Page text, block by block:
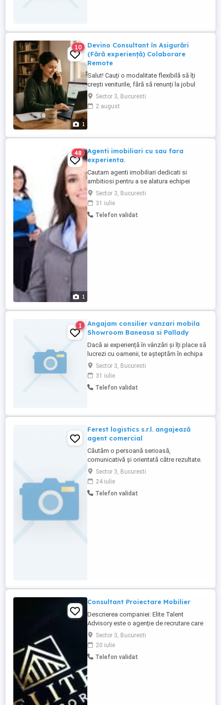
1
10
Devino Consultant în Asigurări
(Fără experiență) Colaborare
Remote
Salut! Cauți o modalitate flexibilă să îți
crești veniturile, fără să renunți la jobul
actual, la facultate sau la timpul petrecut
cu familia? Căutăm colaboratori serioși
pentru domeniul asigurărilor (RCA, CASCO,
Sector 3, Bucuresti
2 august
1
48
Agenti imobiliari cu sau fara
experienta.
Cautam agenti imobiliari dedicati si
ambitiosi pentru a se alatura echipei
noastre de succes in domeniul imobiliar.
Daca esti pasionat de acest domeniu si
doresti sa iti dezvolti cariera in acest sens,
aceasta este oportunitatea perfecta
Sector 3, Bucuresti
31 iulie
Telefon validat
1
Angajam consilier vanzari mobila
Showroom Baneasa si Pallady
Dacă ai experiență în vânzări și îți place să
lucrezi cu oamenii, te așteptăm în echipa
noastră. Vei consilia clienții în alegerea
mobilierului potrivit, vei prezenta
produsele și vei contribui la oferirea unei
experiențe excelente de cumpărare.
Sector 3, Bucuresti
31 iulie
Telefon validat
Ferest logistics s.r.l. angajează
agent comercial
Căutăm o persoană serioasă,
comunicativă și orientată către rezultate.
Căutăm o persoană serioasă,
comunicativă, organizată și orientată către
rezultate, care să contribuie la dezvoltarea
relațiilor comerciale ale societății și la
Sector 3, Bucuresti
24 iulie
Telefon validat
Consultant Proiectare Mobilier
Descrierea companiei: Elite Talent
Advisory este o agenție de recrutare care
oferă sprijin real în găsirea unui loc de
muncă stabil, sigur și adaptat nevoilor
fiecărui candidat. Colaborăm cu angajatori
de încredere din diverse industrii și
Sector 3, Bucuresti
20 iulie
Telefon validat